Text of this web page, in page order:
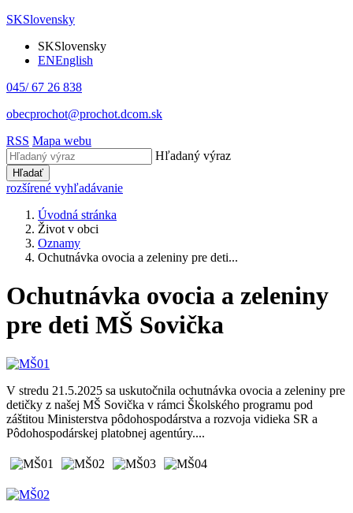
SKSlovensky
SKSlovensky
ENEnglish
045/ 67 26 838
obecprochot@prochot.dcom.sk
RSS Mapa webu
Hľadaný výraz
Hľadať
rozšírené vyhľadávanie
Úvodná stránka
Život v obci
Oznamy
Ochutnávka ovocia a zeleniny pre deti...
Ochutnávka ovocia a zeleniny
pre deti MŠ Sovička
V stredu 21.5.2025 sa uskutočnila ochutnávka ovocia a zeleniny pre
detičky z našej MŠ Sovička v rámci Školského programu pod
záštitou Ministerstva pôdohospodárstva a rozvoja vidieka SR a
Pôdohospodárskej platobnej agentúry....